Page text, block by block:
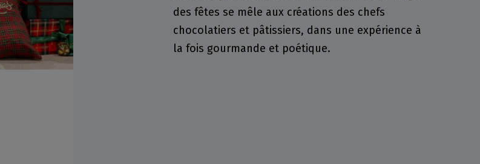
des fêtes se mêle aux créations des chefs
chocolatiers et pâtissiers, dans une expérience à
la fois gourmande et poétique.